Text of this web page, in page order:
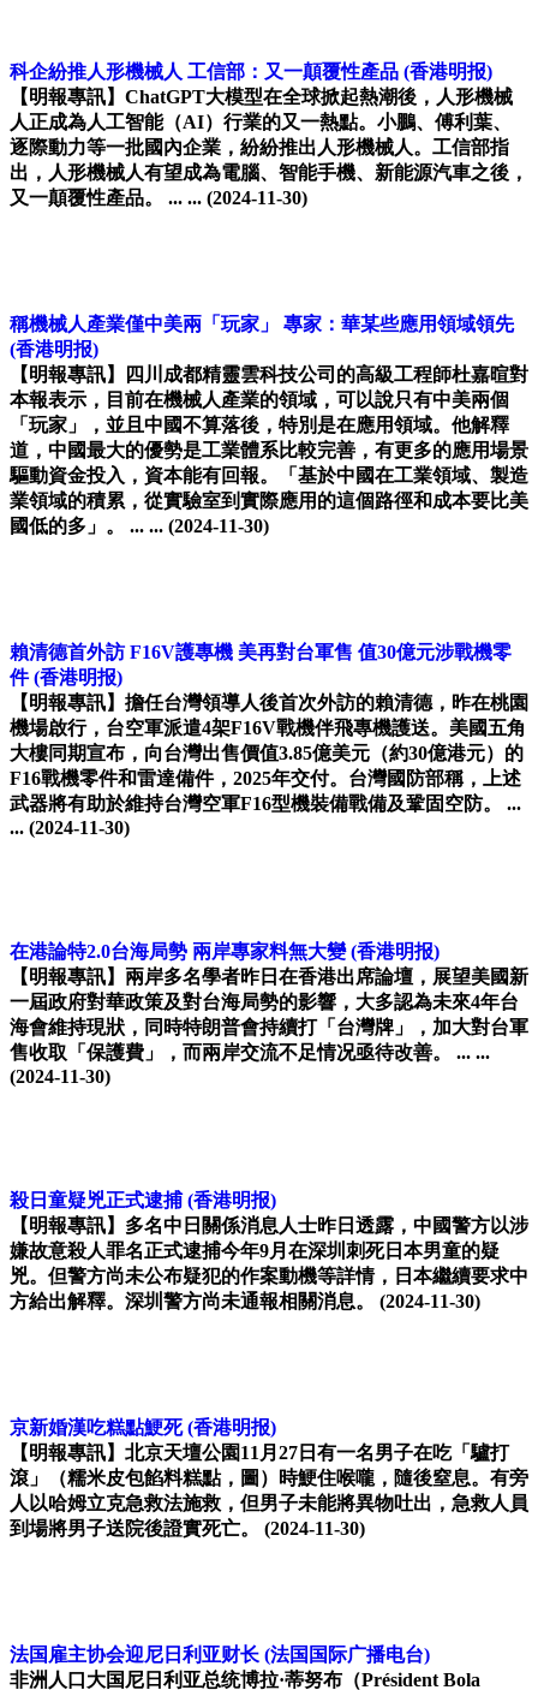
科企紛推人形機械人 工信部：又一顛覆性產品 (香港明报)
【明報專訊】ChatGPT大模型在全球掀起熱潮後，人形機械
人正成為人工智能（AI）行業的又一熱點。小鵬、傅利葉、
逐際動力等一批國內企業，紛紛推出人形機械人。工信部指
出，人形機械人有望成為電腦、智能手機、新能源汽車之後，
又一顛覆性產品。 ... ... (2024-11-30)
稱機械人產業僅中美兩「玩家」 專家：華某些應用領域領先
(香港明报)
【明報專訊】四川成都精靈雲科技公司的高級工程師杜嘉暄對
本報表示，目前在機械人產業的領域，可以說只有中美兩個
「玩家」，並且中國不算落後，特別是在應用領域。他解釋
道，中國最大的優勢是工業體系比較完善，有更多的應用場景
驅動資金投入，資本能有回報。「基於中國在工業領域、製造
業領域的積累，從實驗室到實際應用的這個路徑和成本要比美
國低的多」。 ... ... (2024-11-30)
賴清德首外訪 F16V護專機 美再對台軍售 值30億元涉戰機零
件 (香港明报)
【明報專訊】擔任台灣領導人後首次外訪的賴清德，昨在桃園
機場啟行，台空軍派遣4架F16V戰機伴飛專機護送。美國五角
大樓同期宣布，向台灣出售價值3.85億美元（約30億港元）的
F16戰機零件和雷達備件，2025年交付。台灣國防部稱，上述
武器將有助於維持台灣空軍F16型機裝備戰備及鞏固空防。 ...
... (2024-11-30)
在港論特2.0台海局勢 兩岸專家料無大變 (香港明报)
【明報專訊】兩岸多名學者昨日在香港出席論壇，展望美國新
一屆政府對華政策及對台海局勢的影響，大多認為未來4年台
海會維持現狀，同時特朗普會持續打「台灣牌」，加大對台軍
售收取「保護費」，而兩岸交流不足情况亟待改善。 ... ...
(2024-11-30)
殺日童疑兇正式逮捕 (香港明报)
【明報專訊】多名中日關係消息人士昨日透露，中國警方以涉
嫌故意殺人罪名正式逮捕今年9月在深圳刺死日本男童的疑
兇。但警方尚未公布疑犯的作案動機等詳情，日本繼續要求中
方給出解釋。深圳警方尚未通報相關消息。
(2024-11-30)
京新婚漢吃糕點鯁死 (香港明报)
【明報專訊】北京天壇公園11月27日有一名男子在吃「驢打
滾」（糯米皮包餡料糕點，圖）時鯁住喉嚨，隨後窒息。有旁
人以哈姆立克急救法施救，但男子未能將異物吐出，急救人員
到場將男子送院後證實死亡。
(2024-11-30)
法国雇主协会迎尼日利亚财长 (法国国际广播电台)
非洲人口大国尼日利亚总统博拉·蒂努布（Président Bola